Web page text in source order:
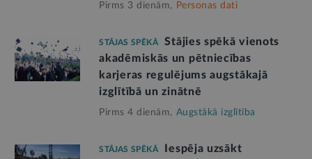
Pirms 3 dienām, Personas dati
STĀJAS SPĒKĀ
Stājies spēkā vienots
akadēmiskās un pētniecības
karjeras regulējums augstākajā
izglītībā un zinātnē
Pirms 4 dienām, Augstākā izglītība
STĀJAS SPĒKĀ
Iespēja uzsākt